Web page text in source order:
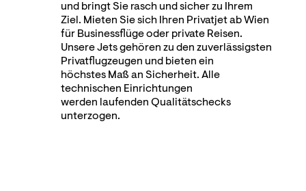
und bringt Sie rasch und sicher zu Ihrem
Ziel. Mieten Sie sich Ihren Privatjet ab Wien
für Businessflüge oder private Reisen.
Unsere Jets gehören zu den zuverlässigsten
Privatflugzeugen und bieten ein
höchstes Maß an Sicherheit. Alle
technischen Einrichtungen
werden laufenden Qualitätschecks
unterzogen.